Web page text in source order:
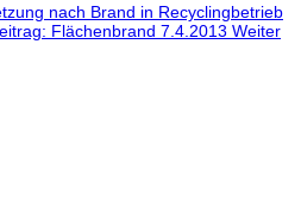
nach Brand in Recyclingbetrieb
Flächenbrand 7.4.2013 Weiter